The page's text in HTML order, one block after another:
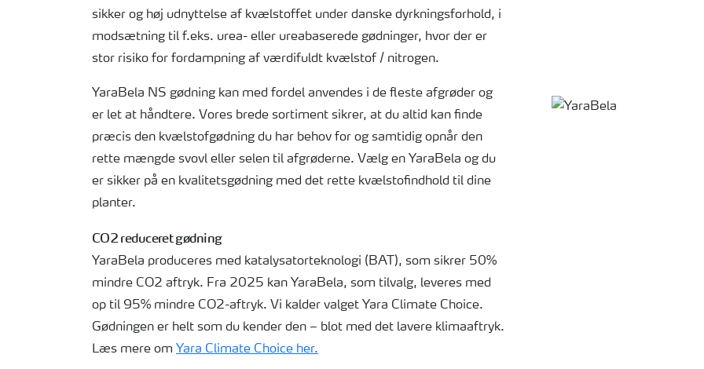
sikker og høj udnyttelse af kvælstoffet under danske dyrkningsforhold, i
modsætning til f.eks. urea- eller ureabaserede gødninger, hvor der er
stor risiko for fordampning af værdifuldt kvælstof / nitrogen.
YaraBela NS gødning kan med fordel anvendes i de fleste afgrøder og
er let at håndtere. Vores brede sortiment sikrer, at du altid kan finde
præcis den kvælstofgødning du har behov for og samtidig opnår den
rette mængde svovl eller selen til afgrøderne. Vælg en YaraBela og du
er sikker på en kvalitetsgødning med det rette kvælstofindhold til dine
planter.
CO2 reduceret gødning
YaraBela produceres med katalysatorteknologi (BAT), som sikrer 50%
mindre CO2 aftryk. Fra 2025 kan YaraBela, som tilvalg, leveres med
op til 95% mindre CO2-aftryk. Vi kalder valget Yara Climate Choice.
Gødningen er helt som du kender den – blot med det lavere klimaaftryk.
Læs mere om Yara Climate Choice her.